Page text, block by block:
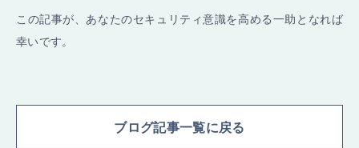
この記事が、あなたのセキュリティ意識を高める一助となれば
幸いです。
ブログ記事一覧に戻る